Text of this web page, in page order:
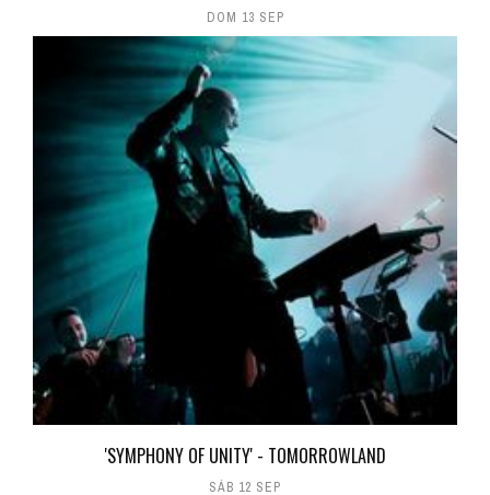
DOM 13 SEP
'SYMPHONY OF UNITY' - TOMORROWLAND
SÁB 12 SEP